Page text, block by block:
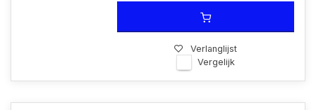
Verlanglijst
Vergelijk